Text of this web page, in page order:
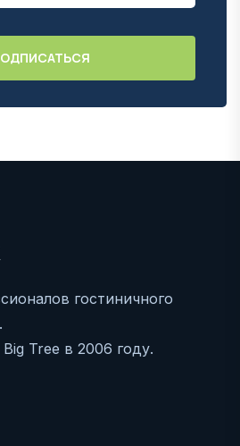
гостиничного
Tree в 2006 году.